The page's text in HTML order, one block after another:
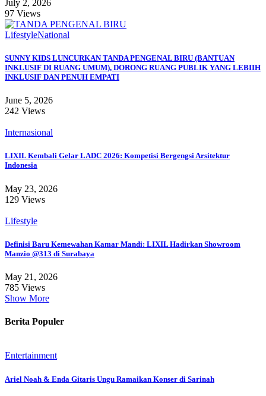
July 2, 2026
97 Views
LifestyleNational
SUNNY KIDS LUNCURKAN TANDA PENGENAL BIRU (BANTUAN
INKLUSIF DI RUANG UMUM), DORONG RUANG PUBLIK YANG LEBIIH
INKLUSIF DAN PENUH EMPATI
June 5, 2026
242 Views
Internasional
LIXIL Kembali Gelar LADC 2026: Kompetisi Bergengsi Arsitektur
Indonesia
May 23, 2026
129 Views
Lifestyle
Definisi Baru Kemewahan Kamar Mandi: LIXIL Hadirkan Showroom
Manzio @313 di Surabaya
May 21, 2026
785 Views
Show More
Berita Populer
Entertainment
Ariel Noah & Enda Gitaris Ungu Ramaikan Konser di Sarinah